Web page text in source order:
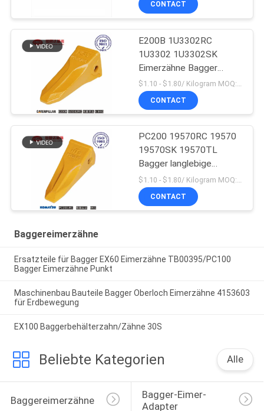
CONTACT
E200B 1U3302RC
1U3302 1U3302SK
Eimerzähne Bagger
Massenproduktion
$1.10 - $1.80/ Kilogram MOQ:100 Kilogram/Kilograms
CONTACT
PC200 19570RC 19570
19570SK 19570TL
Bagger langlebige
Eimerzähne für Komatsu$1.10 - $1.80/ Kilogram MOQ:100 Kilogramm/Kilogramm
CONTACT
Baggereimerzähne
Ersatzteile für Bagger EX60 Eimerzähne TB00395/PC100
Bagger Eimerzähne Punkt
Maschinenbau Bauteile Bagger Oberloch Eimerzähne 4153603
für Erdbewegung
EX100 Baggerbehälterzahn/Zähne 30S
Beliebte Kategorien Alle
Baggereimerzähne
Bagger-Eimer-
Adapter